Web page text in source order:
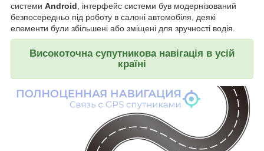
системи Android , інтерфейс системи був модернізований
безпосередньо під роботу в салоні автомобіля, деякі
елементи були збільшені або зміщені для зручності водія.
Високоточна супутникова навігація в усій
країні